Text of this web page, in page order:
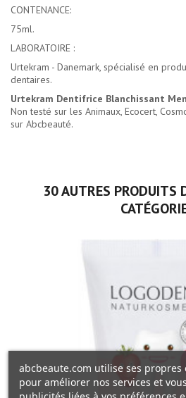
CONTENANCE:
75ml.
LABORATOIRE :
Urtekram - Danemark, spécialisé en
dentaires.
Urtekram Dentifrice Blanchissant
Non testé sur les Animaux, Ecocert,
sur Abcbeauté.
30 AUTRES PRODUITS
abcbeaute.com utilise ses propres
pour améliorer nos services et